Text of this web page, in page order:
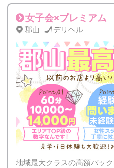
女子会×プレミアム
郡山 デリヘル
地域最大クラスの高額バッ